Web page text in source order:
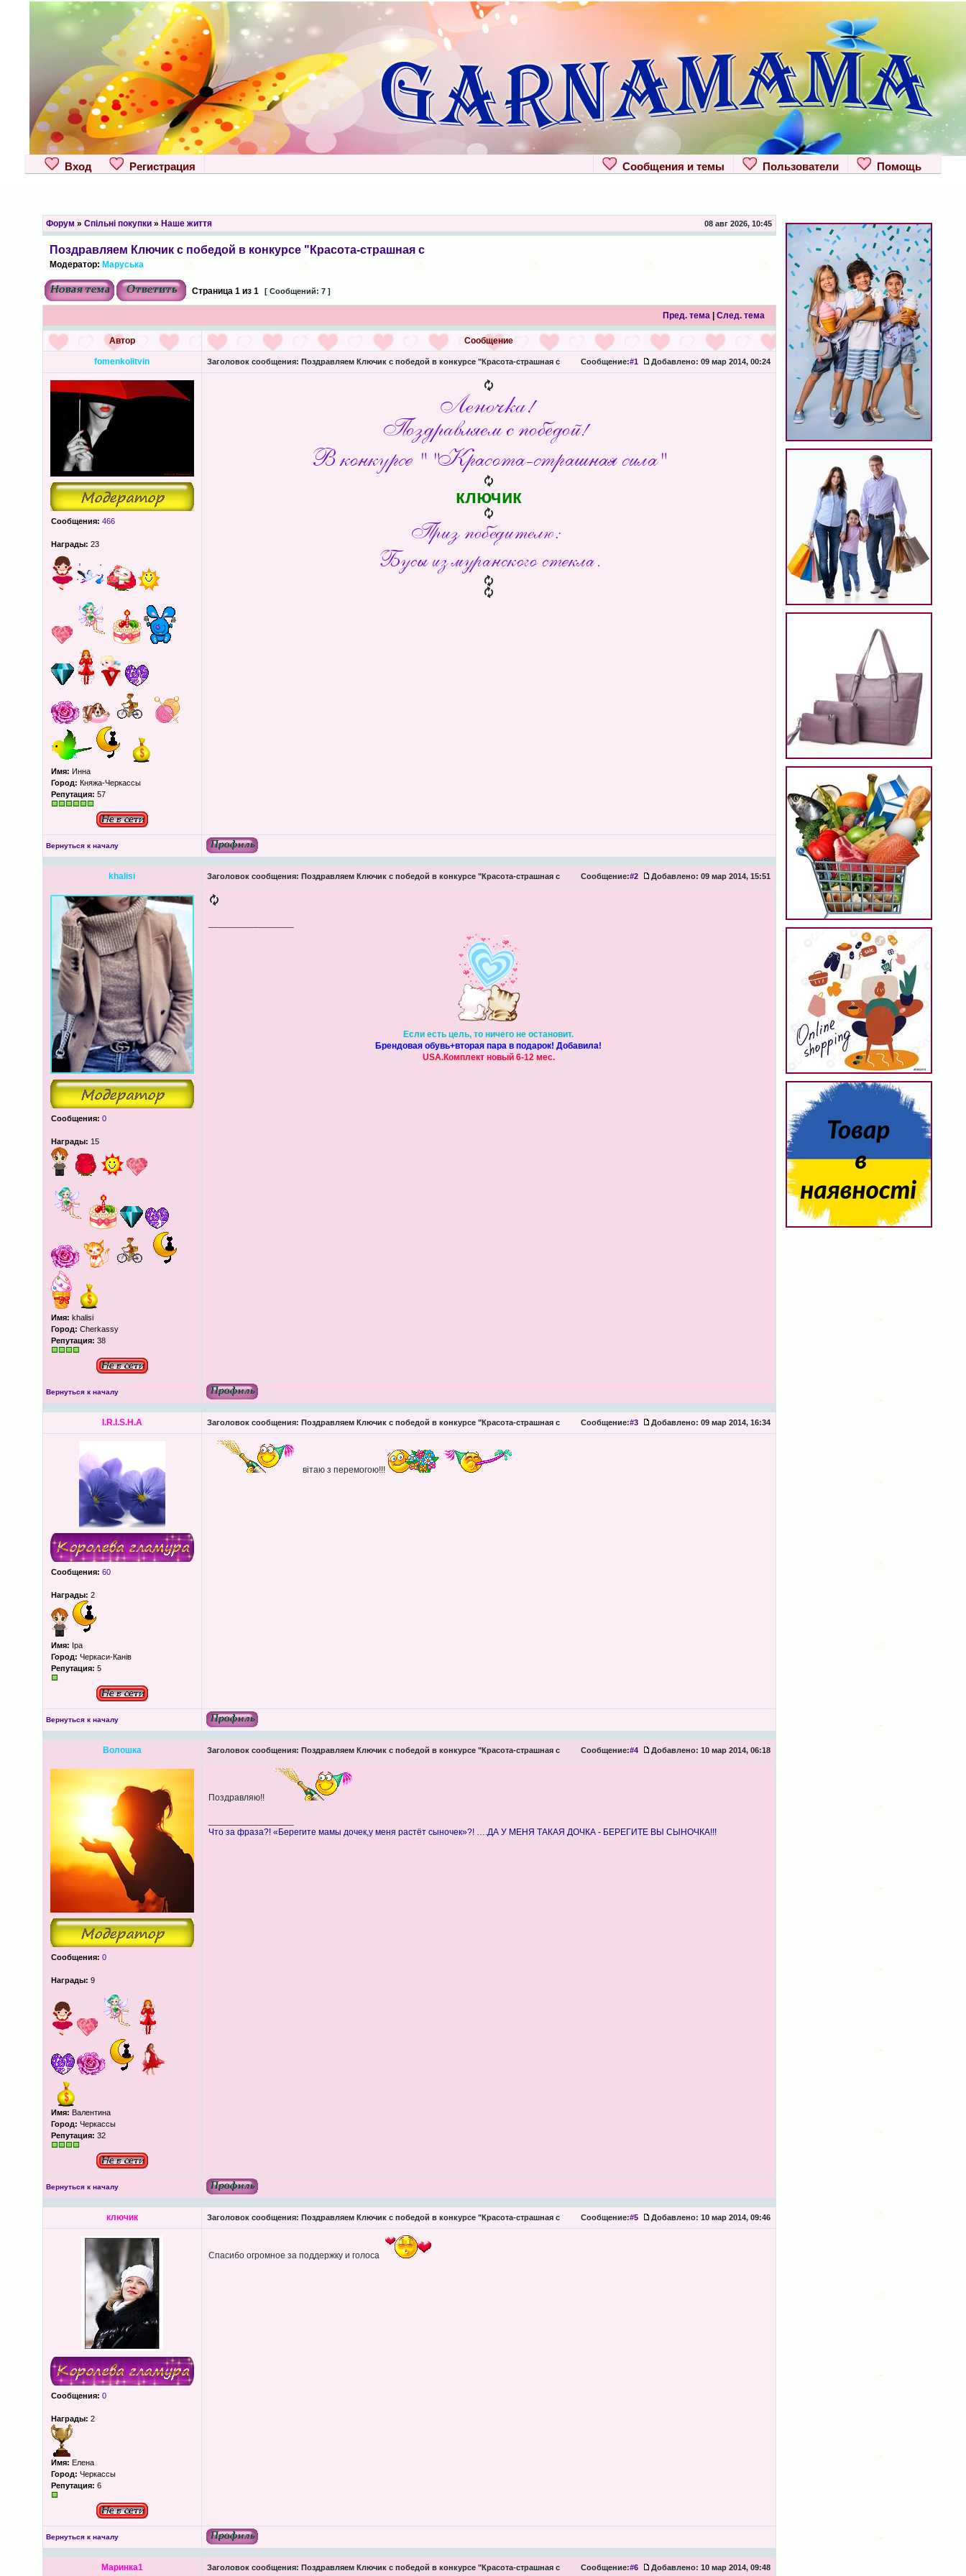
Вход Регистрация Помощь
Пользователи
Сообщения и темы
Форум » Спільні покупки» Наше життя 08 авг 2026, 10:45
Поздравляем Ключик с победой в конкурсе "Красота-страшная с
Модератор: Маруська
Страница 1из 1 [ Сообщений: 7 ]
Пред. тема| След. тема
Автор Сообщение
fomenkolitvin Заголовок сообщения: Поздравляем Ключик с победой в конкурсе "Красота-страшная с Сообщение:#1 Добавлено: 09 мар 2014, 00:24
Сообщения: 466
Награды: 23
Имя: Инна
Город: Княжа-Черкассы
Репутация: 57
ключик
Вернуться к началу
khalisi Заголовок сообщения: Поздравляем Ключик с победой в конкурсе "Красота-страшная с Сообщение:#2 Добавлено: 09 мар 2014, 15:51
Сообщения: 0
Награды: 15
Имя: khalisi
Город: Cherkassy
Репутация: 38
Если есть цель, то ничего не остановит.
Брендовая обувь+вторая пара в подарок! Добавила!
USA.Комплект новый 6-12 мес.
Вернуться к началу
I.R.I.S.H.A Заголовок сообщения: Поздравляем Ключик с победой в конкурсе "Красота-страшная с Сообщение:#3 Добавлено: 09 мар 2014, 16:34
Сообщения: 60
Награды: 2
Имя: Іра
Город: Черкаси-Канів
Репутация: 5
вітаю з перемогою!!!
Вернуться к началу
Волошка Заголовок сообщения: Поздравляем Ключик с победой в конкурсе "Красота-страшная с Сообщение:#4 Добавлено: 10 мар 2014, 06:18
Сообщения: 0
Награды: 9
Имя: Валентина
Город: Черкассы
Репутация: 32
Поздравляю!!
Что за фраза?! «Берегите мамы дочек,у меня растёт сыночек»?! ….ДА У МЕНЯ ТАКАЯ ДОЧКА - БЕРЕГИТЕ ВЫ СЫНОЧКА!!!
Вернуться к началу
ключик Заголовок сообщения: Поздравляем Ключик с победой в конкурсе "Красота-страшная с Сообщение:#5 Добавлено: 10 мар 2014, 09:46
Сообщения: 0
Награды: 2
Имя: Елена
Город: Черкассы
Репутация: 6
Спасибо огромное за поддержку и голоса
Вернуться к началу
Маринка1 Заголовок сообщения: Поздравляем Ключик с победой в конкурсе "Красота-страшная с Сообщение:#6 Добавлено: 10 мар 2014, 09:48